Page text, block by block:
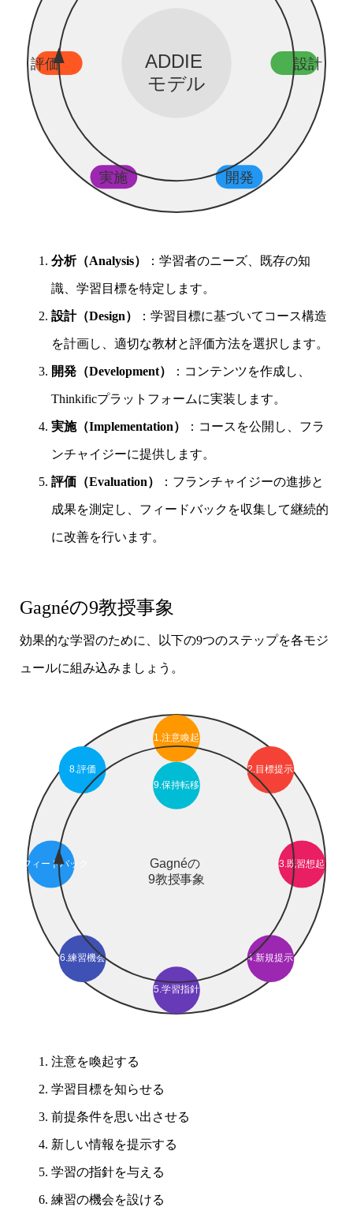
ADDIE
モデル
設計
開発
実施
評価
分析（Analysis） ：学習者のニーズ、既存の知
識、学習目標を特定します。
設計（Design） ：学習目標に基づいてコース構造
を計画し、適切な教材と評価方法を選択します。
開発（Development） ：コンテンツを作成し、
Thinkificプラットフォームに実装します。
実施（Implementation） ：コースを公開し、フラ
ンチャイジーに提供します。
評価（Evaluation） ：フランチャイジーの進捗と
成果を測定し、フィードバックを収集して継続的
に改善を行います。
Gagnéの9教授事象
効果的な学習のために、以下の9つのステップを各モジ
ュールに組み込みましょう。
Gagnéの
9教授事象
1.注意喚起
2.目標提示
3.既習想起
4.新規提示
5.学習指針
6.練習機会
7.フィードバック
8.評価
9.保持転移
注意を喚起する
学習目標を知らせる
前提条件を思い出させる
新しい情報を提示する
学習の指針を与える
練習の機会を設ける